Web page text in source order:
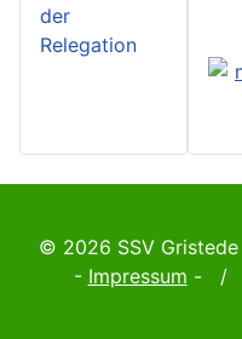
der
Relegation
© 2026 SSV
- Impressum - /